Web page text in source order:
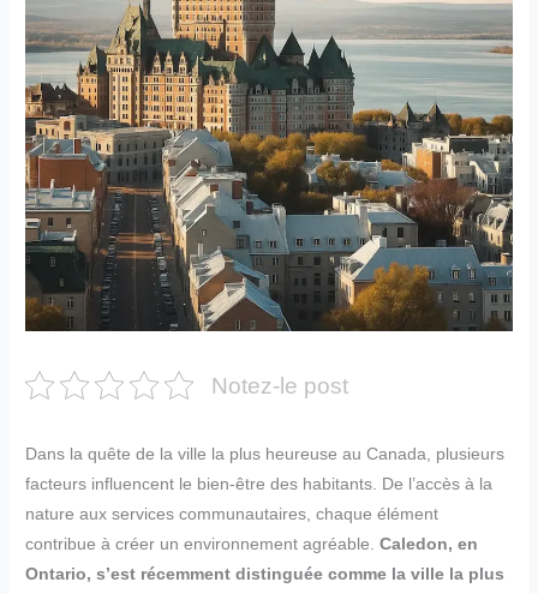
Notez-le post
Dans la quête de la ville la plus heureuse au Canada, plusieurs
facteurs influencent le bien-être des habitants. De l’accès à la
nature aux services communautaires, chaque élément
contribue à créer un environnement agréable.Caledon, en
Ontario, s’est récemment distinguée comme la ville la plus